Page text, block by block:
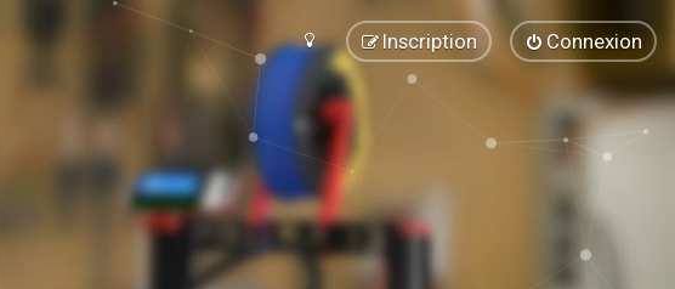
Connexion
Inscription